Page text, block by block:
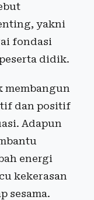
yakni
fondasi
didik.
membangun
dan positif
Adapun
energi
kekerasan
sesama.